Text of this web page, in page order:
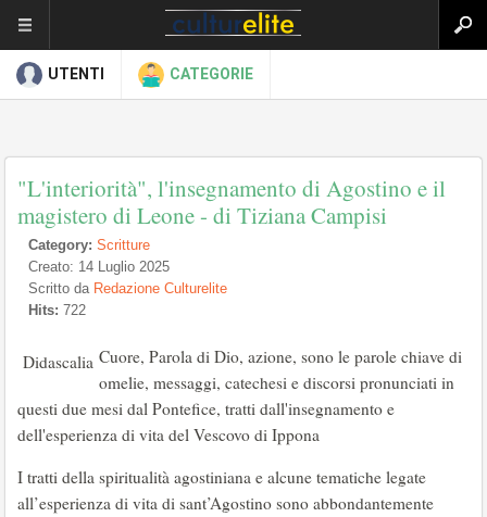
UTENTI CATEGORIE
"L'interiorità", l'insegnamento di Agostino e il
magistero di Leone - di Tiziana Campisi
Category: Scritture
Creato: 14 Luglio 2025
Scritto da Redazione Culturelite
Hits: 722
Didascalia Cuore, Parola di Dio, azione, sono le parole chiave di
omelie, messaggi, catechesi e discorsi pronunciati in
questi due mesi dal Pontefice, tratti dall'insegnamento e
dell'esperienza di vita del Vescovo di Ippona
I tratti della spiritualità agostiniana e alcune tematiche legate
all’esperienza di vita di sant’Agostino sono abbondantemente